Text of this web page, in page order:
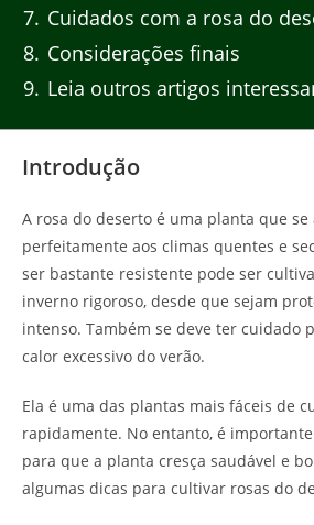
7 Cuidados com a rosa do
8 Considerações finais
9 Leia outros artigos
Introdução
A rosa do deserto é uma planta que se
perfeitamente aos climas quentes e
ser bastante resistente pode ser
inverno rigoroso, desde que sejam
intenso. Também se deve ter cuidado
calor excessivo do verão.
Ela é uma das plantas mais fáceis de
rapidamente. No entanto, é
para que a planta cresça saudável e
algumas dicas para cultivar rosas do